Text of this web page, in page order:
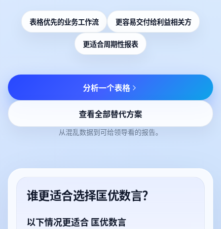
表格优先的业务工作流 更容易交付给利益相关方
更适合周期性报表
分析一个表格
查看全部替代方案
从混乱数据到可给领导看的报告。
谁更适合选择匡优数言？
以下情况更适合 匡优数言